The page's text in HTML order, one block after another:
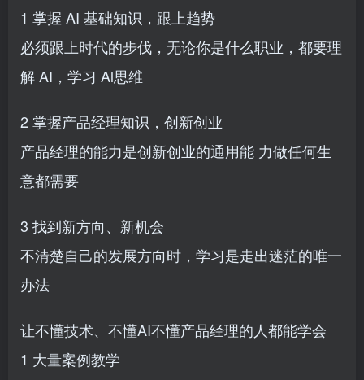
1 掌握 AI 基础知识，跟上趋势
必须跟上时代的步伐，无论你是什么职业，都要理
解 AI，学习 Al思维
2 掌握产品经理知识，创新创业
产品经理的能力是创新创业的通用能 力做任何生
意都需要
3 找到新方向、新机会
不清楚自己的发展方向时，学习是走出迷茫的唯一
办法
让不懂技术、不懂AI不懂产品经理的人都能学会
1 大量案例教学